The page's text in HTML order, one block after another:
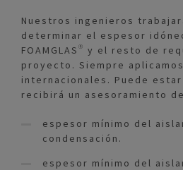
Nuestros ingenieros
determinar el espesor
FOAMGLAS® y el resto de
proyecto. Siempre
internacionales. Puede
recibirá un asesoramiento
espesor mínimo del
condensación.
espesor mínimo del